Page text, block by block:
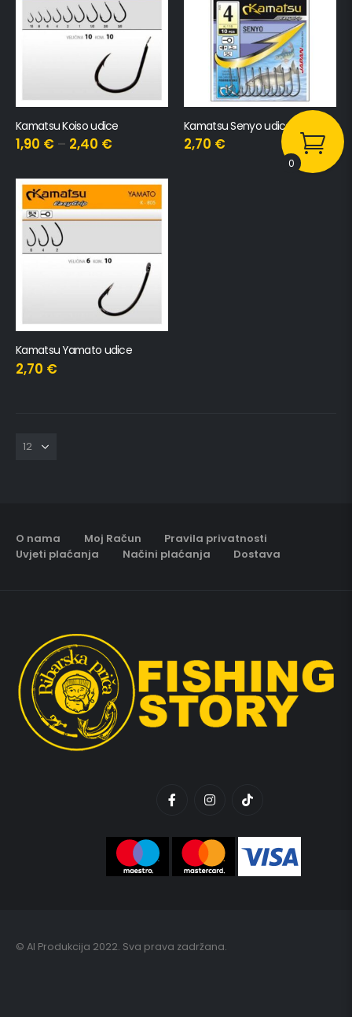
Kamatsu Koiso udice
1,90 € – 2,40 €
Kamatsu Senyo udice
2,70 €
Kamatsu Yamato udice
2,70 €
O nama Moj Račun
Pravila privatnosti
Uvjeti plaćanja
Načini plaćanja Dostava
© AI Produkcija 2022. Sva prava zadržana.
0